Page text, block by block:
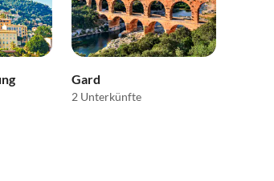
Gard
2 Unterkünfte